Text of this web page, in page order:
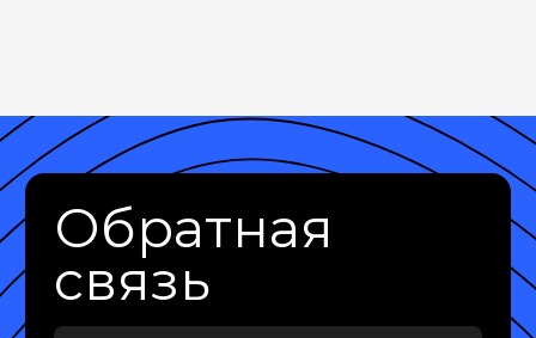
Обратная
связь